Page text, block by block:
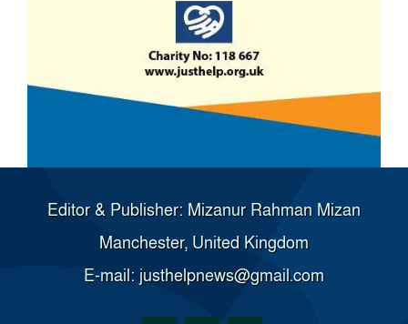
Editor & Publisher: Mizanur Rahman Mizan
Manchester, United Kingdom
E-mail: justhelpnews@gmail.com